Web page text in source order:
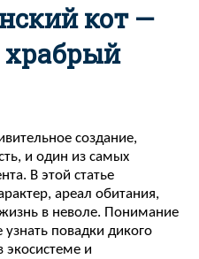
кот —
храбрый
создание,
и один из самых
В этой статье
ареал обитания,
в неволе. Понимание
повадки дикого
экосистеме и